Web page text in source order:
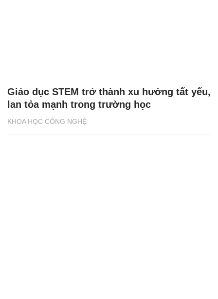
KHOA HỌC CÔNG NGHỆ
Giáo dục STEM trở thành xu hướng tất yếu,
lan tỏa mạnh trong trường học